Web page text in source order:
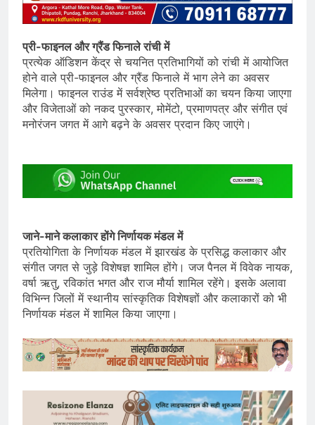
प्री-फाइनल और ग्रैंड फिनाले रांची में
प्रत्येक ऑडिशन केंद्र से चयनित प्रतिभागियों को रांची में आयोजित
होने वाले प्री-फाइनल और ग्रैंड फिनाले में भाग लेने का अवसर
मिलेगा। फाइनल राउंड में सर्वश्रेष्ठ प्रतिभाओं का चयन किया जाएगा
और विजेताओं को नकद पुरस्कार, मोमेंटो, प्रमाणपत्र और संगीत एवं
मनोरंजन जगत में आगे बढ़ने के अवसर प्रदान किए जाएंगे।
जाने-माने कलाकार होंगे निर्णायक मंडल में
प्रतियोगिता के निर्णायक मंडल में झारखंड के प्रसिद्ध कलाकार और
संगीत जगत से जुड़े विशेषज्ञ शामिल होंगे। जज पैनल में विवेक नायक,
वर्षा ऋतु, रविकांत भगत और राज मौर्या शामिल रहेंगे। इसके अलावा
विभिन्न जिलों में स्थानीय सांस्कृतिक विशेषज्ञों और कलाकारों को भी
निर्णायक मंडल में शामिल किया जाएगा।